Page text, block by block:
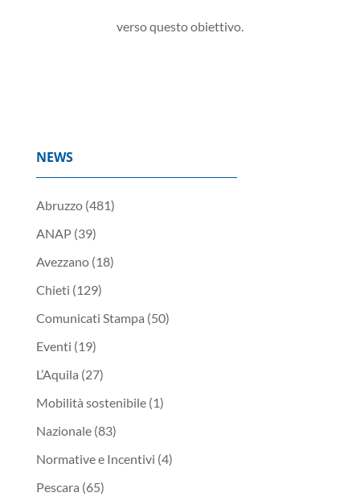
verso questo obiettivo.
NEWS
Abruzzo(481)
ANAP(39)
Avezzano(18)
Chieti (129)
Comunicati Stampa (50)
Eventi (19)
L’Aquila (27)
Mobilità sostenibile(1)
Nazionale(83)
Normative e Incentivi (4)
Pescara (65)